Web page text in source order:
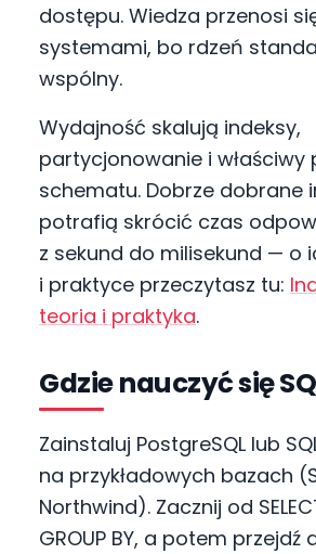
dostępu. Wiedza przenosi
systemami, bo rdzeń
wspólny.
Wydajność skalują indeksy,
partycjonowanie i właściwy
schematu. Dobrze dobrane
potrafią skrócić czas
z sekund do milisekund — o
i praktyce przeczytasz tu:
teoria i praktyka.
Gdzie nauczyć się
Zainstaluj PostgreSQL lub
na przykładowych bazach
Northwind). Zacznij od
GROUP BY, a potem przejdź